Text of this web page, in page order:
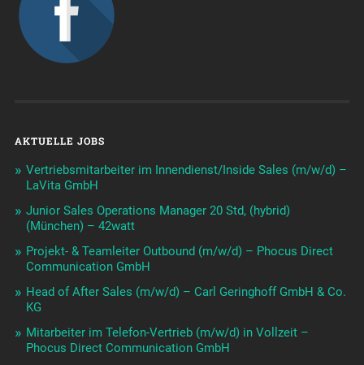
AKTUELLE JOBS
Vertriebsmitarbeiter im Innendienst/Inside Sales (m/w/d) –
LaVita GmbH
Junior Sales Operations Manager 20 Std, (hybrid)
(München) – 42watt
Projekt- & Teamleiter Outbound (m/w/d) – Phocus Direct
Communication GmbH
Head of After Sales (m/w/d) – Carl Geringhoff GmbH & Co.
KG
Mitarbeiter im Telefon-Vertrieb (m/w/d) in Vollzeit –
Phocus Direct Communication GmbH